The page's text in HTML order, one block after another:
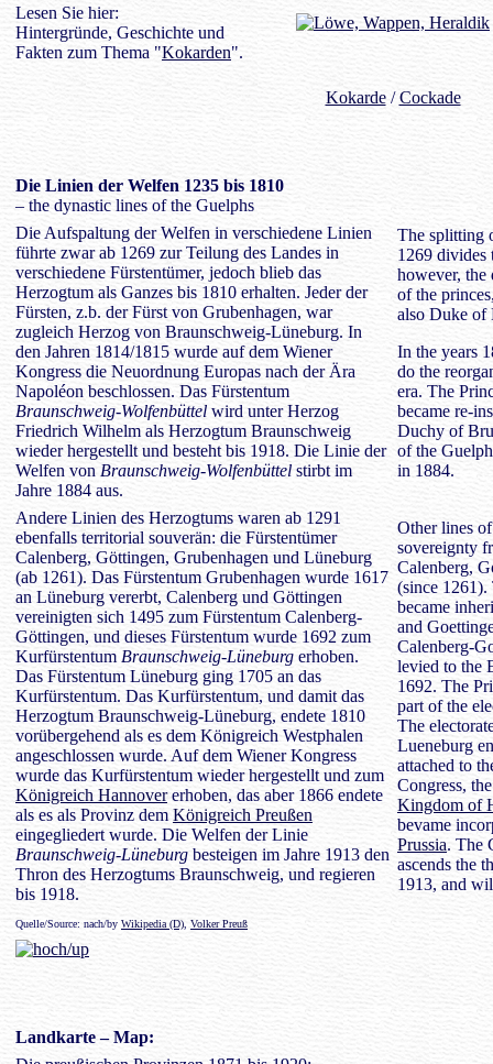
Lesen Sie hier:
Hintergründe, Geschichte und
Fakten zum Thema "Kokarden".
Kokarde/Cockade
Die Linien der Welfen 1235 bis 1810
– the dynastic lines of the Guelphs
Die Aufspaltung der Welfen in verschiedene Linien
führte zwar ab 1269 zur Teilung des Landes in
verschiedene Fürstentümer, jedoch blieb das
Herzogtum als Ganzes bis 1810 erhalten. Jeder der
Fürsten, z.b. der Fürst von Grubenhagen, war
zugleich Herzog von Braunschweig-Lüneburg. In
den Jahren 1814/1815 wurde auf dem Wiener
Kongress die Neuordnung Europas nach der Ära
Napoléon beschlossen. Das Fürstentum
Braunschweig-Wolfenbüttel wird unter Herzog
Friedrich Wilhelm als Herzogtum Braunschweig
wieder hergestellt und besteht bis 1918. Die Linie der
Welfen von Braunschweig-Wolfenbüttel stirbt im
Jahre 1884 aus.
The splitting
1269 divides
however, the
of the
also Duke of
In the years
do the
era. The
became re-
Duchy of
of the
in 1884.
Andere Linien des Herzogtums waren ab 1291
ebenfalls territorial souverän: die Fürstentümer
Calenberg, Göttingen, Grubenhagen und Lüneburg
(ab 1261). Das Fürstentum Grubenhagen wurde 1617
an Lüneburg vererbt, Calenberg und Göttingen
vereinigten sich 1495 zum Fürstentum Calenberg-
Göttingen, und dieses Fürstentum wurde 1692 zum
Kurfürstentum Braunschweig-Lüneburg erhoben.
Das Fürstentum Lüneburg ging 1705 an das
Kurfürstentum. Das Kurfürstentum, und damit das
Herzogtum Braunschweig-Lüneburg, endete 1810
vorübergehend als es dem Königreich Westphalen
angeschlossen wurde. Auf dem Wiener Kongress
wurde das Kurfürstentum wieder hergestellt und zum
Königreich Hannovererhoben, das aber 1866 endete
als es als Provinz dem Königreich Preußen
eingegliedert wurde. Die Welfen der Linie
Braunschweig-Lüneburg besteigen im Jahre 1913 den
Thron des Herzogtums Braunschweig, und regieren
bis 1918.
Other lines
sovereignty
Calenberg,
(since
became
and
Calenberg-
levied to the
1692. The
part of the
The
Lueneburg
attached to
Congress,
Kingdom of
bevame
Prussia. The
ascends the
1913, and
Quelle/Source: nach/by Wikipedia (D) Volker Preuß
Landkarte– Map: